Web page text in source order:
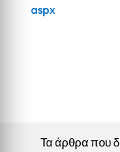
aspx
Τα άρθρα που